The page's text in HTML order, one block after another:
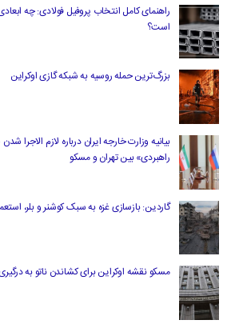
راهنمای کامل انتخاب پروفیل فولادی: چه
است؟
بزرگ‌ترین حمله روسیه به شبکه گازی اوکراین
بیانیه وزارت خارجه ایران درباره لازم‌ الاجرا
راهبردی» بین تهران و مسکو
گاردین: بازسازی غزه به سبک کوشنر و بلر،
مسکو نقشه اوکراین برای کشاندن ناتو به